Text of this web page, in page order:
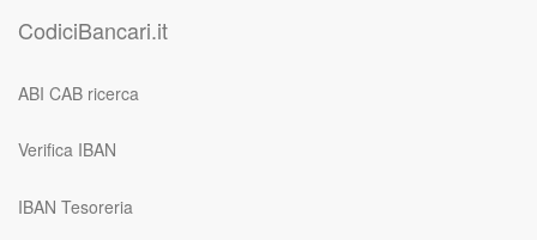
CodiciBancari.it
ABI CAB ricerca
Verifica IBAN
IBAN Tesoreria